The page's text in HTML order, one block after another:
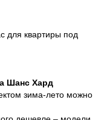
для квартиры под
Шанс Хард
зима-лето можно